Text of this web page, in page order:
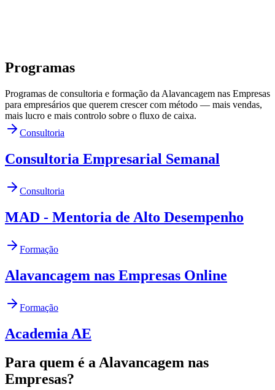
Programas
Programas de consultoria e formação da Alavancagem nas Empresas
para empresários que querem crescer com método — mais vendas,
mais lucro e mais controlo sobre o fluxo de caixa.
Consultoria
Consultoria Empresarial Semanal
Consultoria
MAD - Mentoria de Alto Desempenho
Formação
Alavancagem nas Empresas Online
Formação
Academia AE
Para quem é a Alavancagem nas
Empresas?